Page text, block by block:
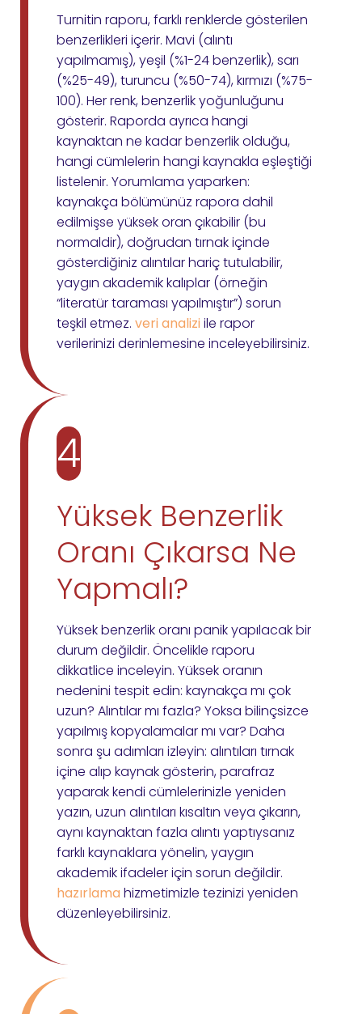
Turnitin raporu, farklı renklerde gösterilen
benzerlikleri içerir. Mavi (alıntı
yapılmamış), yeşil (%1-24 benzerlik), sarı
(%25-49), turuncu (%50-74), kırmızı (%75-
100). Her renk, benzerlik yoğunluğunu
gösterir. Raporda ayrıca hangi
kaynaktan ne kadar benzerlik olduğu,
hangi cümlelerin hangi kaynakla eşleştiği
listelenir. Yorumlama yaparken:
kaynakça bölümünüz rapora dahil
edilmişse yüksek oran çıkabilir (bu
normaldir), doğrudan tırnak içinde
gösterdiğiniz alıntılar hariç tutulabilir,
yaygın akademik kalıplar (örneğin
“literatür taraması yapılmıştır”) sorun
teşkil etmez. veri analiziile rapor
verilerinizi derinlemesine inceleyebilirsiniz.
4
Yüksek Benzerlik
Oranı Çıkarsa Ne
Yapmalı?
Yüksek benzerlik oranı panik yapılacak bir
durum değildir. Öncelikle raporu
dikkatlice inceleyin. Yüksek oranın
nedenini tespit edin: kaynakça mı çok
uzun? Alıntılar mı fazla? Yoksa bilinçsizce
yapılmış kopyalamalar mı var? Daha
sonra şu adımları izleyin: alıntıları tırnak
içine alıp kaynak gösterin, parafraz
yaparak kendi cümlelerinizle yeniden
yazın, uzun alıntıları kısaltın veya çıkarın,
aynı kaynaktan fazla alıntı yaptıysanız
farklı kaynaklara yönelin, yaygın
akademik ifadeler için sorun değildir.
hazırlama hizmetimizle tezinizi yeniden
düzenleyebilirsiniz.